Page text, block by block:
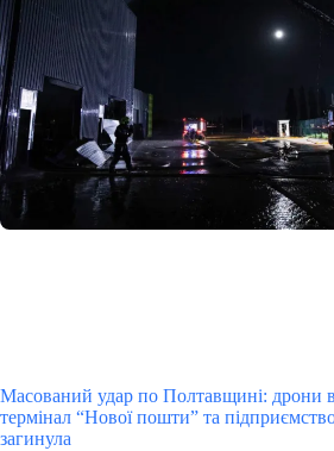
Масований удар по Полтавщині: дрони
термінал “Нової пошти” та
загинула